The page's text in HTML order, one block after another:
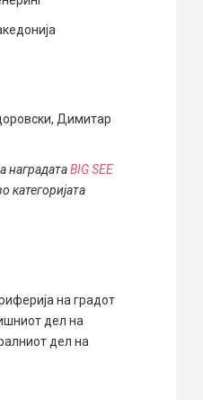
Димитар
наградатаBIG SEE
категоријата
на градот
дел на
дел на